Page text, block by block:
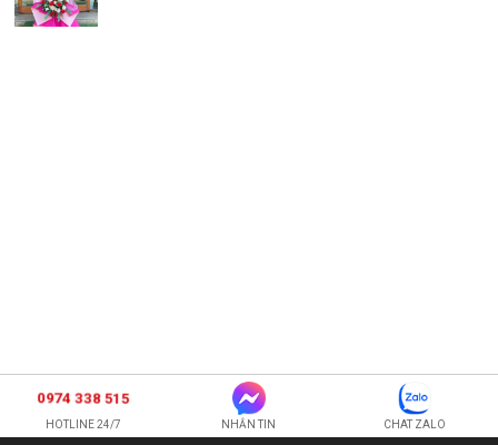
0974 338 515
HOTLINE 24/7 NHẮN TIN CHAT ZALO